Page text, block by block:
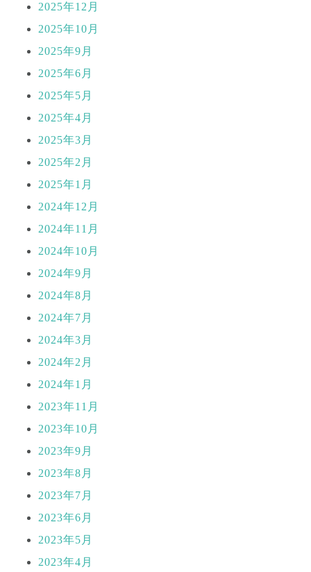
2025年12月
2025年10月
2025年9月
2025年6月
2025年5月
2025年4月
2025年3月
2025年2月
2025年1月
2024年12月
2024年11月
2024年10月
2024年9月
2024年8月
2024年7月
2024年3月
2024年2月
2024年1月
2023年11月
2023年10月
2023年9月
2023年8月
2023年7月
2023年6月
2023年5月
2023年4月